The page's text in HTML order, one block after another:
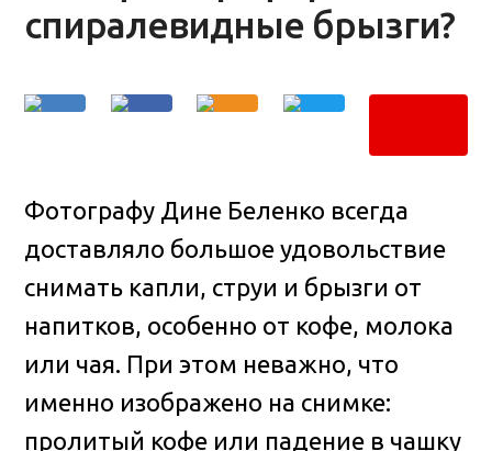
спиралевидные брызги?
Фотографу Дине Беленко всегда
доставляло большое удовольствие
снимать капли, струи и брызги от
напитков, особенно от кофе, молока
или чая. При этом неважно, что
именно изображено на снимке:
пролитый кофе или падение в чашку